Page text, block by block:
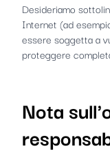
Desideriamo
Internet (ad
essere soggetta a
proteggere
Nota